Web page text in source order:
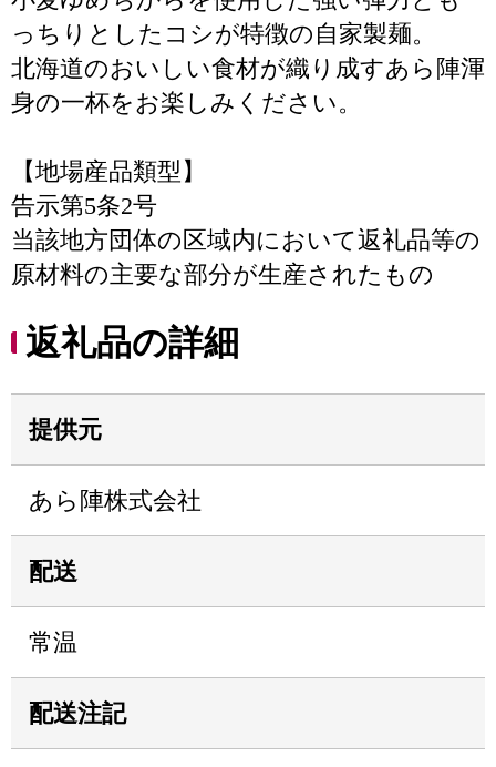
っちりとしたコシが特徴の自家製麺。
北海道のおいしい食材が織り成すあら陣渾
身の一杯をお楽しみください。
【地場産品類型】
告示第5条2号
当該地方団体の区域内において返礼品等の
原材料の主要な部分が生産されたもの
返礼品の詳細
提供元
あら陣株式会社
配送
常温
配送注記